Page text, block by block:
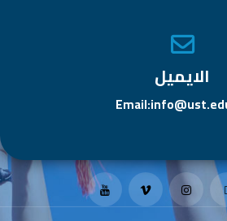
الايميل